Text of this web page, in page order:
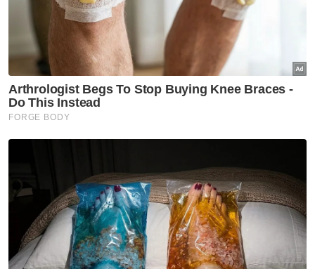
Noor Athirah perlu memberi sepenuh perhatian kepada
Muhammad Aqil Iskandar (kanan) susulan penyakit buah
pinggang bocor dan darah tinggi yang dihidapi kanak-kanak itu.